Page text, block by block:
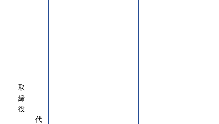
取
締
役
代